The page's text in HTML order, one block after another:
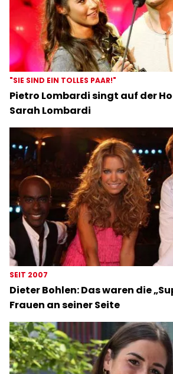
"SIE SIND EIN TOLLES PAAR!"
Pietro Lombardi singt auf der
Sarah Lombardi
SEIT 2007
Dieter Bohlen: Das waren die
Frauen an seiner Seite